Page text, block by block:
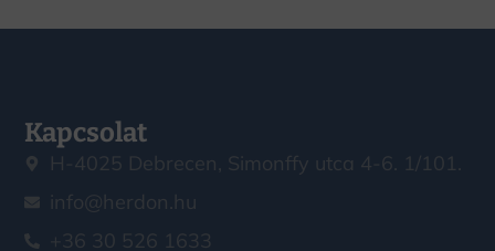
Kapcsolat
H-4025 Debrecen, Simonffy utca 4-6. 1/101.
info@herdon.hu
+36 30 526 1633